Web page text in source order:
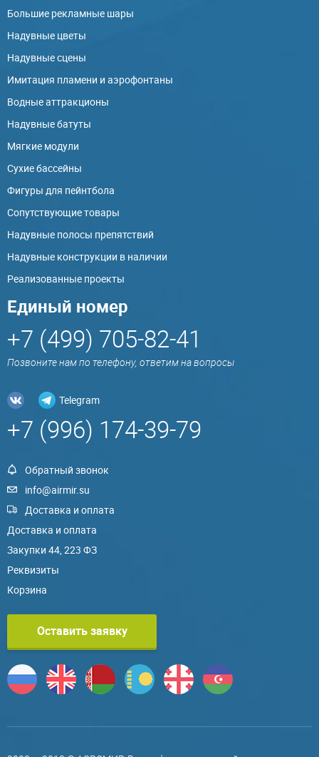
Большие рекламные шары
Надувные цветы
Надувные сцены
Имитация пламени и аэрофонтаны
Водные аттракционы
Надувные батуты
Мягкие модули
Сухие бассейны
Фигуры для пейнтбола
Сопутствующие товары
Надувные полосы препятствий
Надувные конструкции в наличии
Реализованные проекты
Единый номер
+7 (499) 705-82-41
Позвоните нам по телефону, ответим на вопросы
Telegram
+7 (996) 174-39-79
Обратный звонок
info@airmir.su
Доставка и оплата
Доставка и оплата
Закупки 44, 223 ФЗ
Реквизиты
Корзина
Оставить заявку